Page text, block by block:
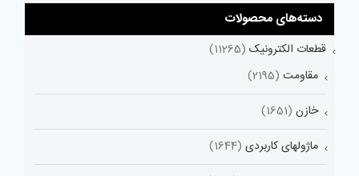
دسته‌های محصولات
قطعات الکترونیک (11265)
مقاومت (2195)
خازن (1651)
ماژولهای کاربردی (1644)